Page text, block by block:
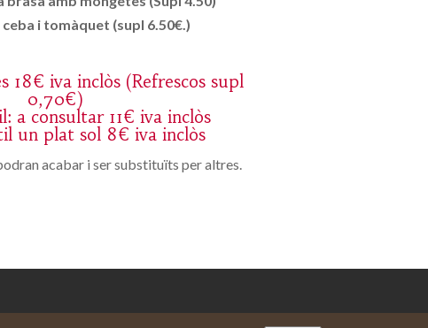
i tomàquet (supl 6.50€.)
18€ iva inclòs (Refrescos supl
0,70€)
a consultar 11€ iva inclòs
un plat sol 8€ iva inclòs
acabar i ser substituïts per altres.